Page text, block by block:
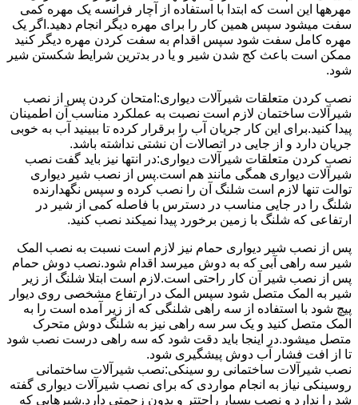
مهرهها این است که ابتدا با استفاده از آچار فرانسه یک مهره کمی
سفت میشود سپس همین کار را برای مهره دیگر انجام دهید.اگر یک
مهره کامل سفت شود سپس اقدام به سفت کردن مهره دیگر کنید
ممکن است باعث کج شدن شیر و یا در بدترین شرایط شکستن شیر
شود.
نصب کردن متعلقات شیرآلات دیواری:امتحان کردن پس از نصب
شیرآلات ساختمان لازم است نصبت به عملکرد مناسب آن اطمینان
پیدا کنید.برای این کار جریان آب را برقرار کرده تا ببینید آب به خوبی
جریان دارد و از جایی در اتصالات آن نشتی نداشته باشد.
نصب کردن متعلقات شیرآلات دیواری:در انتها نیز باید گفت نصب
شیرآلات دیواری همگی مانند هم است.پس از نصب شیر دیواری
توالت تنها لازم است شلنگ آن را نصب کرده و سپس نگهدارنده
شلنگ را در جایی مناسب در دسترس با فاصله کمی از شیر در
ارتفاعی که شلنگ با زمین برخورد پیدا نمیکند نصب کنید.
پس از نصب شیر دیواری حمام نیز لازم است نسبت به نصب المک
شیر سه راهی آبی که به دوش میرسد اقدام شود.نصب دوش حمام
پس از نصب شیر آن کار راحتی است.لازم است ابتلا شلنگ از زیر
شیر به المک متصل شود سپس المک در ارتفاع مشخصی روی دیوار
پیچ شود با استفاده از سه راهی شلنگی که از زیر آمده است را به
المک متصل کنید و یک سر سه راهی نیز به شلنگ دوش متحرک
متصل میشود.در اینجا باید دقت شود که سه راهی درست نصب شود
تا از افت فشار آب دوش پیشگیری شود.
نصب شیرآلات ساختمانی رو سینکی:نصب شیرآلات ساختمانی
روسینکی نیاز به انجام مواردی که برای نصب شیرآلات دیواری گفته
شد را ندارد و نصب بسیار راحتتر و بدون زحمتی دارد.شیرهایی که